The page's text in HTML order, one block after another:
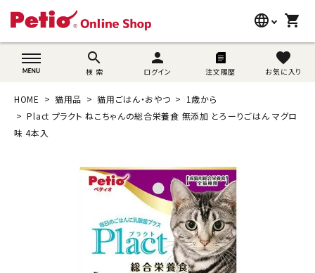
language
wovn-lang-name
shopping_cart
search
検 索
person
ログイン 注文履歴
favorite
お気に入り
search
猫用品
ブランド別に探す
目的別に探す
HOME 猫用品 猫用ごはん・おやつ
1歳から
Plact プラクト ねこちゃんの総合栄養食 無添加 とろーりごはん マグロ
味 4本入